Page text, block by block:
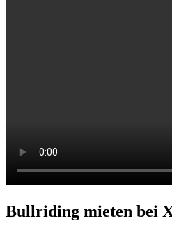
Bullriding mieten bei